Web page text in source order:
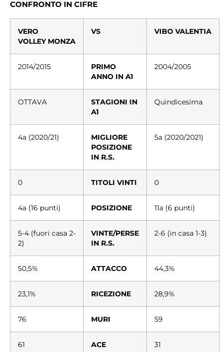
CONFRONTO IN CIFRE
VERO
VOLLEY MONZA
VS VIBO VALENTIA
2014/2015
PRIMO
ANNO IN A1
2004/2005
OTTAVA
STAGIONI IN
A1
Quindicesima
4a (2020/21)
MIGLIORE
POSIZIONE
IN R.S.
5a (2020/2021)
0 TITOLI VINTI 0
4a (16 punti) POSIZIONE 11a (6 punti)
5-4 (fuori casa 2-
2)
VINTE/PERSE
IN R.S.
2-6 (in casa 1-3)
50,5% ATTACCO 44,3%
23,1% RICEZIONE 28,9%
76 MURI 59
61 ACE 31